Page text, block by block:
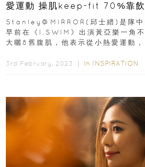
愛運動 操肌keep-fit 70%靠飲
Stanley@MIRROR(邱士縉)是隊中
早前在《I.SWIM》出演黃亞樂一角
大曬8舊腹肌，他表示從小熱愛運動
3rd February, 2023 ｜ In INSPIRATION